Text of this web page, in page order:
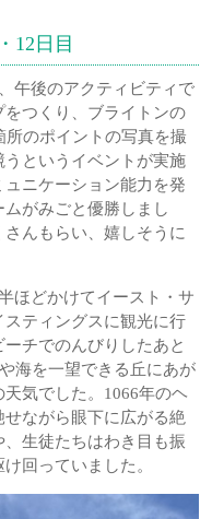
12日目
午後のアクティビティで
つくり、ブライトンの
のポイントの写真を撮
というイベントが実施
ニケーション能力を発
がみごと優勝しまし
んもらい、嬉しそうに
ほどかけてイースト・サ
ティングスに観光に行
チでのんびりしたあと
海を一望できる丘にあが
気でした。1066年のヘ
ながら眼下に広がる絶
生徒たちはわき目も振
回っていました。